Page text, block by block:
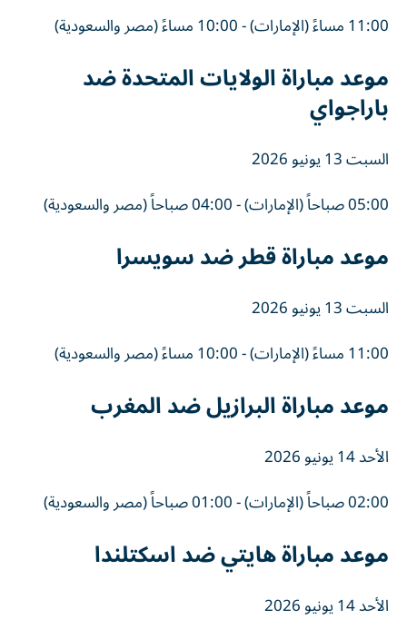
11:00 مساءً (الإمارات) - 10:00 مساءً (مصر والسعودية)
موعد مباراة الولايات المتحدة ضد
باراجواي
السبت 13 يونيو 2026
05:00 صباحاً (الإمارات) - 04:00 صباحاً (مصر والسعودية)
موعد مباراة قطر ضد سويسرا
السبت 13 يونيو 2026
11:00 مساءً (الإمارات) - 10:00 مساءً (مصر والسعودية)
موعد مباراة البرازيل ضد المغرب
الأحد 14 يونيو 2026
02:00 صباحاً (الإمارات) - 01:00 صباحاً (مصر والسعودية)
موعد مباراة هايتي ضد اسكتلندا
الأحد 14 يونيو 2026